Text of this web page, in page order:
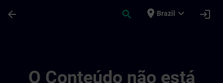
arrow_back search place Brazil expand_more login
O Conteúdo não está